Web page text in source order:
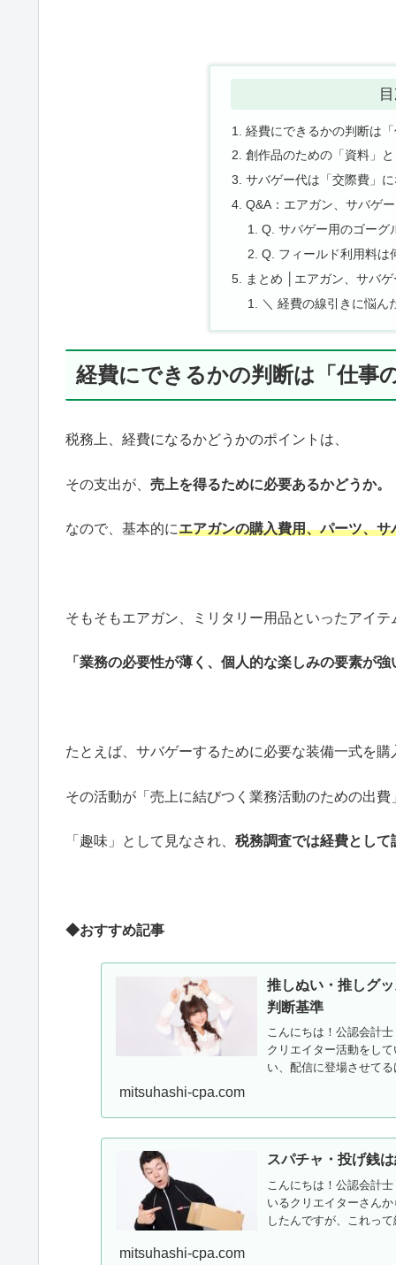
経費にできるかの判断は
創作品のための「資料」
サバゲー代は「交際費」
Q&A：エアガン、サバゲ
Q. サバゲー用のゴーグ
Q. フィールド利用料は
まとめ │エアガン、サバ
＼ 経費の線引きに悩ん
経費にできるかの判断は「仕事
税務上、経費になるかどうかのポイントは、
その支出が、 売上を得るために必要あるかどうか。
なので、基本的にエアガンの購入費用、パーツ、
そもそもエアガン、ミリタリー用品といったアイテ
「業務の必要性が薄く、個人的な楽しみの要素が強
たとえば、サバゲーするために必要な装備一式を購
その活動が「売上に結びつく業務活動のための出
「趣味」として見なされ、 税務調査では経費とし
◆おすすめ記事
推しぬい・推しグ
判断基準
こんにちは！公認会計
クリエイター活動をし
い、配信に登場させて
mitsuhashi-cpa.com
スパチャ・投げ銭
こんにちは！公認会計
いるクリエイターさん
したんですが、これっ
mitsuhashi-cpa.com